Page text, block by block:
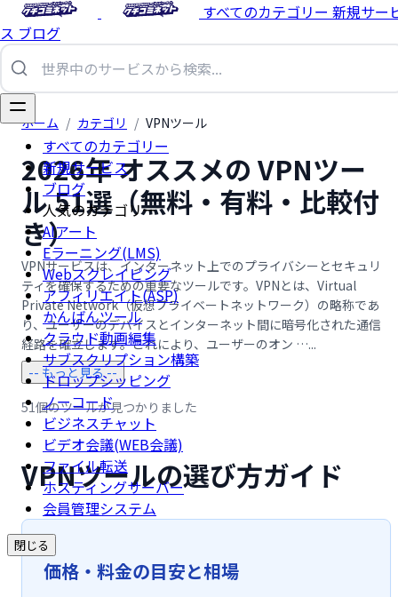
すべてのカテゴリー 新規サー
ス ブログ
すべてのカテゴリー
新規サービス
ブログ
人気のカテゴリー
AIアート
Eラーニング(LMS)
Webスクレイピング
アフィリエイト(ASP)
かんばんツール
クラウド動画編集
サブスクリプション構築
ドロップシッピング
ノーコード
ビジネスチャット
ビデオ会議(WEB会議)
ファイル転送
ホスティングサーバー
会員管理システム
閉じる
ホーム / カテゴリ / VPNツール
2026年 オススメの VPNツー
ル 51選（無料・有料・比較付
き）
VPNサービスは、インターネット上でのプライバシーとセキュリ
ティを確保するための重要なツールです。VPNとは、Virtual
Private Network（仮想プライベートネットワーク）の略称であ
り、ユーザーのデバイスとインターネット間に暗号化された通信
経路を確立します。これにより、ユーザーのオン …...
-- もっと見る --
51個のツールが見つかりました
VPNツールの選び方ガイド
価格・料金の目安と相場